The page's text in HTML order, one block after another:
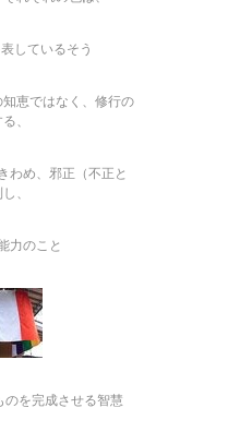
しているそう
恵ではなく、修行の
、
わめ、邪正（不正と
、
力のこと
を完成させる智慧